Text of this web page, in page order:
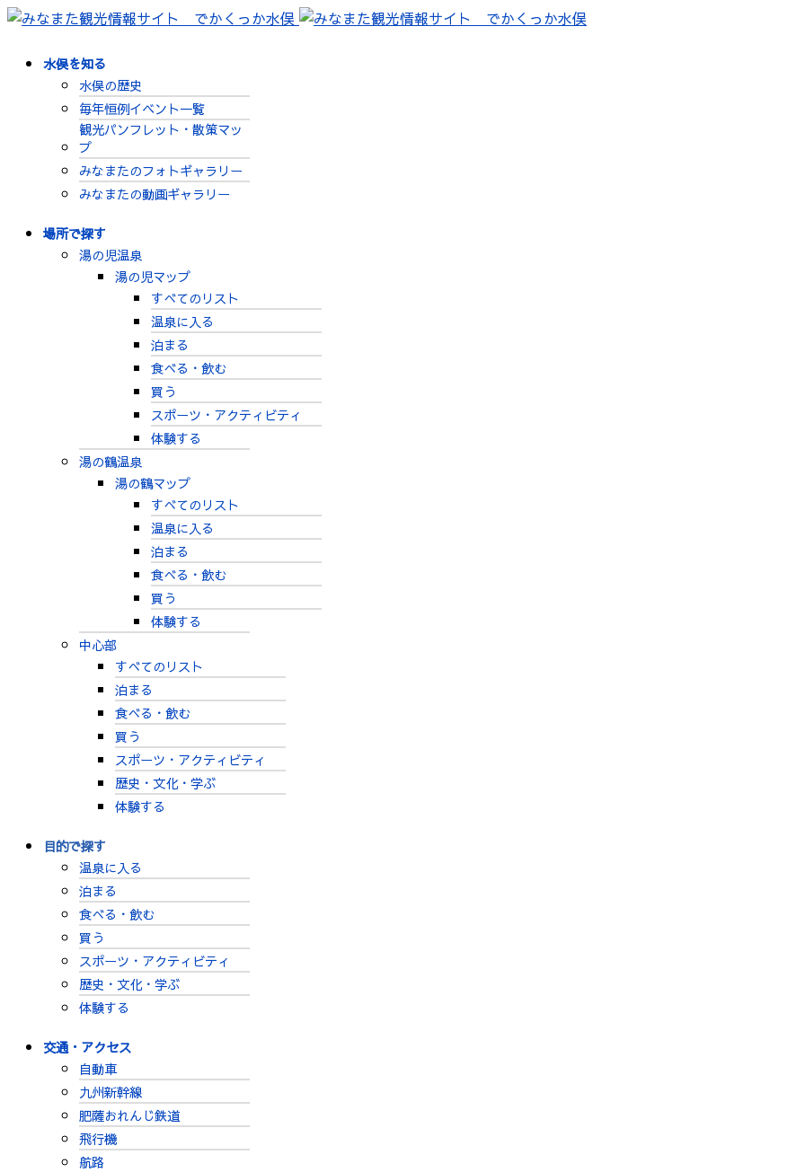
水俣を知る
水俣の歴史
毎年恒例イベント一覧
観光パンフレット・散策マッ
プ
みなまたのフォトギャラリー
みなまたの動画ギャラリー
場所で探す
湯の児温泉
湯の児マップ
すべてのリスト
温泉に入る
泊まる
食べる・飲む
買う
スポーツ・アクティビティ
体験する
湯の鶴温泉
湯の鶴マップ
すべてのリスト
温泉に入る
泊まる
食べる・飲む
買う
体験する
中心部
すべてのリスト
泊まる
食べる・飲む
買う
スポーツ・アクティビティ
歴史・文化・学ぶ
体験する
目的で探す
温泉に入る
泊まる
食べる・飲む
買う
スポーツ・アクティビティ
歴史・文化・学ぶ
体験する
交通・アクセス
自動車
九州新幹線
肥薩おれんじ鉄道
飛行機
航路